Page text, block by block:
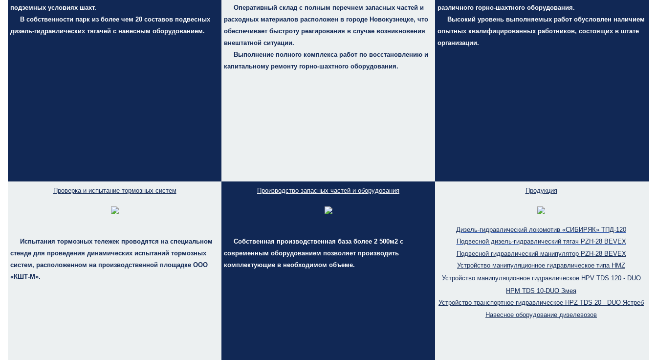
подземных условиях шахт.
В собственности парк из более чем 20 составов подвесных
дизель-гидравлических тягачей с навесным оборудованием.
Оперативный склад с полным перечнем запасных частей и
расходных материалов расположен в городе Новокузнецке, что
обеспечивает быстроту реагирования в случае возникновения
внештатной ситуации.
Выполнение полного комплекса работ по восстановлению и
капитальному ремонту горно-шахтного оборудования.
различного горно-шахтного оборудования.
Высокий уровень выполняемых работ обусловлен наличием
опытных квалифицированных работников, состоящих в штате
организации.
Проверка и испытание тормозных систем
Испытания тормозных тележек проводятся на специальном
стенде для проведения динамических испытаний тормозных
систем, расположенном на производственной площадке ООО
«КШТ-М».
Производство запасных частей и оборудования
Собственная производственная база более 2 500м2 с
современным оборудованием позволяет производить
комплектующие в необходимом объеме.
Продукция
Дизель-гидравлический локомотив «СИБИРЯК» ТПД-120
Подвесной дизель-гидравлический тягач PZH-28 BEVEX
Подвесной гидравлический манипулятор PZH-28 BEVEX
Устройство манипуляционное гидравлическое типа HMZ
Устройство манипуляционное гидравлическое HPV TDS 120 - DUO
НРМ TDS 10-DUO Змея
Устройство транспортное гидравлическое HPZ TDS 20 - DUO Ястреб
Навесное оборудование дизелевозов